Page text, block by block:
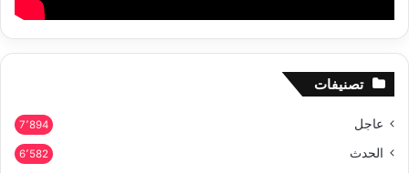
تصنيفات
عاجل 7٬894
الحدث 6٬582